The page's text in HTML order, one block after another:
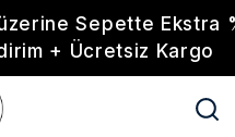
Sepette Ekstra
+ Ücretsiz Kargo